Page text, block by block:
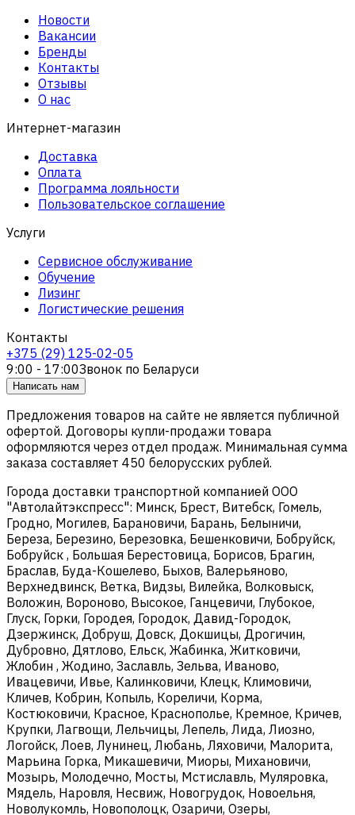
Новости
Вакансии
Бренды
Контакты
Отзывы
О нас
Интернет-магазин
Доставка
Оплата
Программа лояльности
Пользовательское соглашение
Услуги
Сервисное обслуживание
Обучение
Лизинг
Логистические решения
Контакты
+375 (29) 125-02-05
9:00 - 17:00Звонок по Беларуси
Написать нам
Предложения товаров на сайте не является публичной
офертой. Договоры купли-продажи товара
оформляются через отдел продаж. Минимальная сумма
заказа составляет 450 белорусских рублей.
Города доставки транспортной компанией ООО
"Автолайтэкспресс": Минск, Брест, Витебск, Гомель,
Гродно, Могилев, Барановичи, Барань, Белыничи,
Береза, Березино, Березовка, Бешенковичи, Бобруйск,
Бобруйск , Большая Берестовица, Борисов, Брагин,
Браслав, Буда-Кошелево, Быхов, Валерьяново,
Верхнедвинск, Ветка, Видзы, Вилейка, Волковыск,
Воложин, Вороново, Высокое, Ганцевичи, Глубокое,
Глуск, Горки, Городея, Городок, Давид-Городок,
Дзержинск, Добруш, Довск, Докшицы, Дрогичин,
Дубровно, Дятлово, Ельск, Жабинка, Житковичи,
Жлобин , Жодино, Заславль, Зельва, Иваново,
Ивацевичи, Ивье, Калинковичи, Клецк, Климовичи,
Кличев, Кобрин, Копыль, Кореличи, Корма,
Костюковичи, Красное, Краснополье, Кремное, Кричев,
Крупки, Лагвощи, Лельчицы, Лепель, Лида, Лиозно,
Логойск, Лоев, Лунинец, Любань, Ляховичи, Малорита,
Марьина Горка, Микашевичи, Миоры, Михановичи,
Мозырь, Молодечно, Мосты, Мстиславль, Муляровка,
Мядель, Наровля, Несвиж, Новогрудок, Новоельня,
Новолукомль, Новополоцк, Озаричи, Озеры,